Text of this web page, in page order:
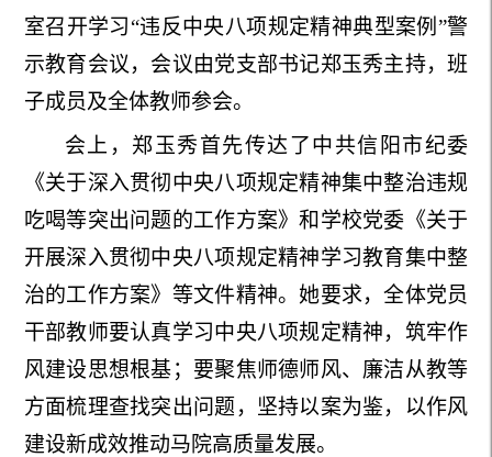
室召开学习“违反中央八项规定精神典型案例 ”警
示教育会议，会议由党支部书记郑玉秀主持，班
子成员及全体教师参会。
会上，郑玉秀首先传达了中共信阳市纪委
《关于深入贯彻中央八项规定精神集中整治违规
吃喝等突出问题的工作方案》和学校党委《关于
开展深入贯彻中央八项规定精神学习教育集中整
治的工作方案》等文件精神。她要求，全体党员
干部教师要认真学习中央八项规定精神，筑牢作
风建设思想根基；要聚焦师德师风、廉洁从教等
方面梳理查找突出问题，坚持以案为鉴，以作风
建设新成效推动马院高质量发展。